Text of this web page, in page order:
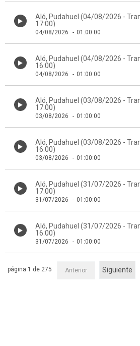
Aló, Pudahuel (04/08/2026 -
17:00)
04/08/2026 - 01:00:00
Aló, Pudahuel (04/08/2026 -
16:00)
04/08/2026 - 01:00:00
Aló, Pudahuel (03/08/2026 -
17:00)
03/08/2026 - 01:00:00
Aló, Pudahuel (03/08/2026 -
16:00)
03/08/2026 - 01:00:00
Aló, Pudahuel (31/07/2026 -
17:00)
31/07/2026 - 01:00:00
Aló, Pudahuel (31/07/2026 -
16:00)
31/07/2026 - 01:00:00
Anterior Siguiente
página 1 de 275